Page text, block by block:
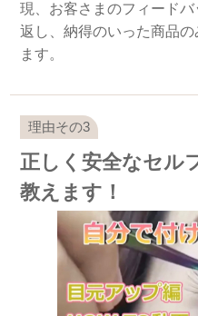
現、お客さまのフィード
返し、納得のいった商品
ます。
正しく安全なセル
教えます！